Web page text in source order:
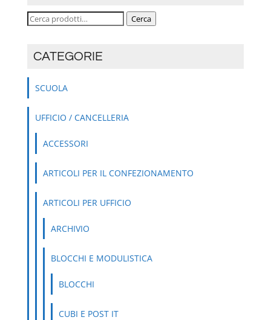
Cerca: Cerca
CATEGORIE
SCUOLA
UFFICIO / CANCELLERIA
ACCESSORI
ARTICOLI PER IL CONFEZIONAMENTO
ARTICOLI PER UFFICIO
ARCHIVIO
BLOCCHI E MODULISTICA
BLOCCHI
CUBI E POST IT